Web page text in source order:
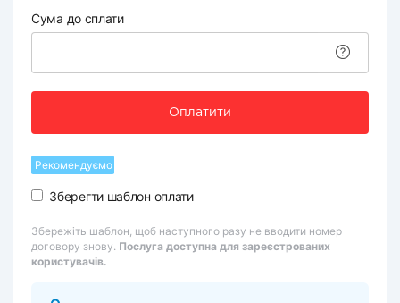
Сума до сплати
Оплатити
Рекомендуємо
Зберегти шаблон оплати
Збережіть шаблон, щоб наступного разу не вводити номер
договору знову. Послуга доступна для зареєстрованих
користувачів.